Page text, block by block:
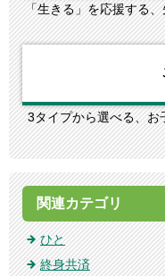
「生きる」を応援する
3タイプから選べる、お
関連カテゴリ
ひと
終身共済